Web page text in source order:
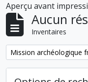
Aperçu avant
Aucun
Inventaires
Remove filter:
Mission archéologique